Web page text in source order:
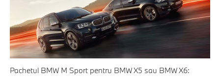
Pachetul BMW M Sport pentru BMW X5 sau BMW X6: